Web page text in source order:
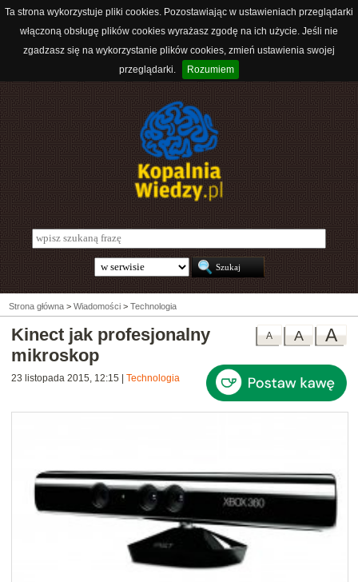
Ta strona wykorzystuje pliki cookies. Pozostawiając w ustawieniach przeglądarki
włączoną obsługę plików cookies wyrażasz zgodę na ich użycie. Jeśli nie
zgadzasz się na wykorzystanie plików cookies, zmień ustawienia swojej
przeglądarki.
Rozumiem
Strona główna > Wiadomości > Technologia
A
A
A
Kinect jak profesjonalny
mikroskop
23 listopada 2015, 12:15 Technologia